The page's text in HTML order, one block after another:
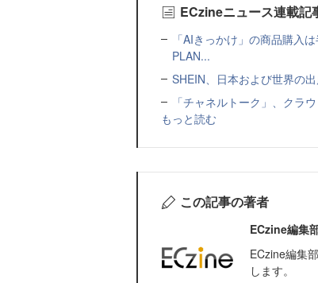
ECzineニュース連載記
「AIきっかけ」の商品購入
PLAN...
SHEIN、日本および世界の
「チャネルトーク」、クラ
もっと読む
この記事の著者
ECzine編集
ECzine編集
します。